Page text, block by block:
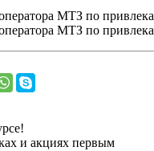
и акциях первым